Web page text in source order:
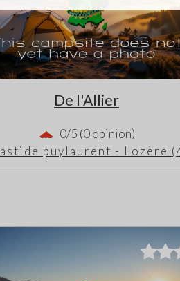
De l'Allier
0/5 (0 opinion)
puylaurent - Lozère